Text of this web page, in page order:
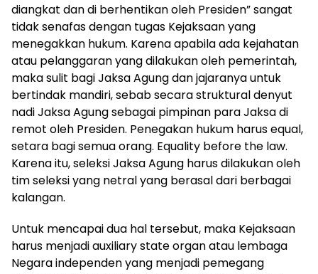
diangkat dan di berhentikan oleh Presiden” sangat
tidak senafas dengan tugas Kejaksaan yang
menegakkan hukum. Karena apabila ada kejahatan
atau pelanggaran yang dilakukan oleh pemerintah,
maka sulit bagi Jaksa Agung dan jajaranya untuk
bertindak mandiri, sebab secara struktural denyut
nadi Jaksa Agung sebagai pimpinan para Jaksa di
remot oleh Presiden. Penegakan hukum harus equal,
setara bagi semua orang. Equality before the law.
Karena itu, seleksi Jaksa Agung harus dilakukan oleh
tim seleksi yang netral yang berasal dari berbagai
kalangan.
Untuk mencapai dua hal tersebut, maka Kejaksaan
harus menjadi auxiliary state organ atau lembaga
Negara independen yang menjadi pemegang